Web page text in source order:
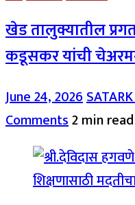
खेड तालुक्यातील
कडूसकर यांची
June 24, 2026
Comments2 min read